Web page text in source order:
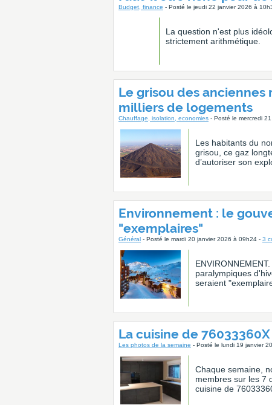
Budget, finance - Posté le jeudi 22 janvier 2026 à
La question n'est plus
strictement arithmétique.
Le grisou des anciennes
milliers de logements
Chauffage, isolation, economies - Posté le mercredi
Les habitants du
grisou, ce gaz
d’autoriser son
Environnement : le
"exemplaires"
Général - Posté le mardi 20 janvier 2026 à 09h24 - 3
paralympiques
seraient
La cuisine de
Les photos de la semaine - Posté le lundi 19 janvier
Chaque semaine,
membres sur les 7
cuisine de